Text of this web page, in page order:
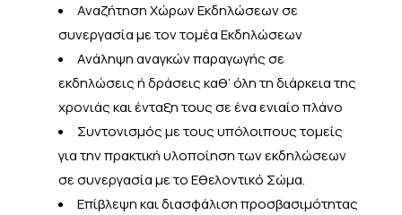
Αναζήτηση Χώρων Εκδηλώσεων σε
συνεργασία με τον τομέα Εκδηλώσεων
Ανάληψη αναγκών παραγωγής σε
εκδηλώσεις ή δράσεις καθ’ όλη τη διάρκεια της
χρονιάς και ένταξη τους σε ένα ενιαίο πλάνο
Συντονισμός με τους υπόλοιπους τομείς
για την πρακτική υλοποίηση των εκδηλώσεων
σε συνεργασία με το Εθελοντικό Σώμα.
Επίβλεψη και διασφάλιση προσβασιμότητας